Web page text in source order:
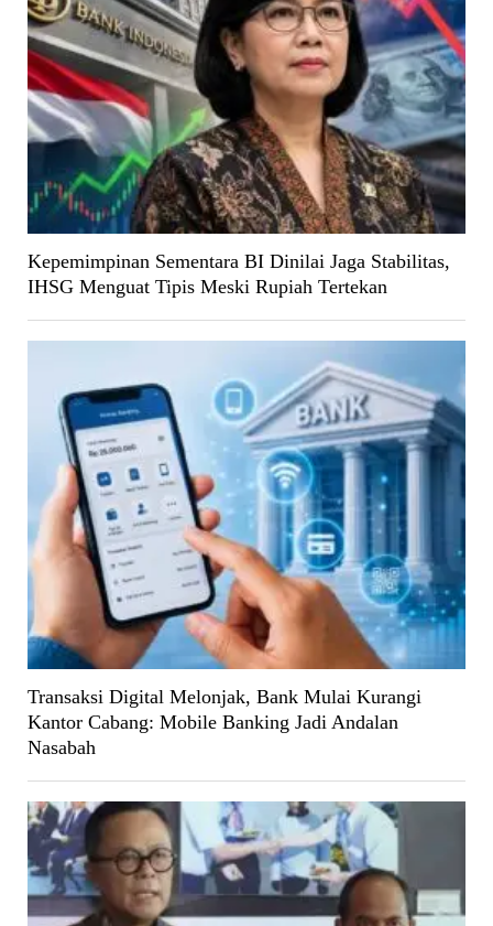
Kepemimpinan Sementara BI Dinilai Jaga Stabilitas,
IHSG Menguat Tipis Meski Rupiah Tertekan
Transaksi Digital Melonjak, Bank Mulai Kurangi
Kantor Cabang: Mobile Banking Jadi Andalan
Nasabah